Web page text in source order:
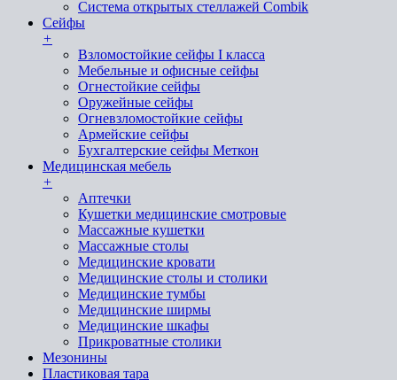
Система открытых стеллажей Combik
Сейфы
+
Взломостойкие сейфы I класса
Мебельные и офисные сейфы
Огнестойкие сейфы
Оружейные сейфы
Огневзломостойкие сейфы
Армейские сейфы
Бухгалтерские сейфы Меткон
Медицинская мебель
+
Аптечки
Кушетки медицинские смотровые
Массажные кушетки
Массажные столы
Медицинские кровати
Медицинские столы и столики
Медицинские тумбы
Медицинские ширмы
Медицинские шкафы
Прикроватные столики
Мезонины
Пластиковая тара